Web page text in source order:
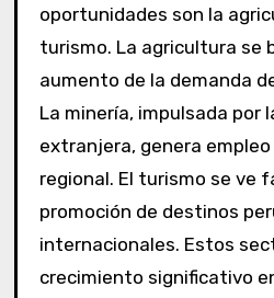
oportunidades son la
turismo. La agricultura se
aumento de la demanda
La minería, impulsada por
extranjera, genera
regional. El turismo se ve
promoción de destinos
internacionales. Estos
crecimiento significativo